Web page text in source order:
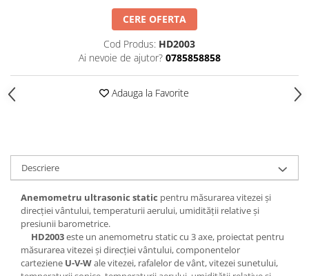
CERE OFERTA
Cod Produs: HD2003
Ai nevoie de ajutor? 0785858858
Adauga la Favorite
Descriere
Anemometru ultrasonic static pentru măsurarea vitezei și
direcției vântului, temperaturii aerului, umidității relative și
presiunii barometrice.
HD2003este un anemometru static cu 3 axe, proiectat pentru
măsurarea vitezei și direcției vântului, componentelor
carteziene U-V-Wale vitezei, rafalelor de vânt, vitezei sunetului,